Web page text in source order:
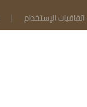
اتفاقيات الإستخدام